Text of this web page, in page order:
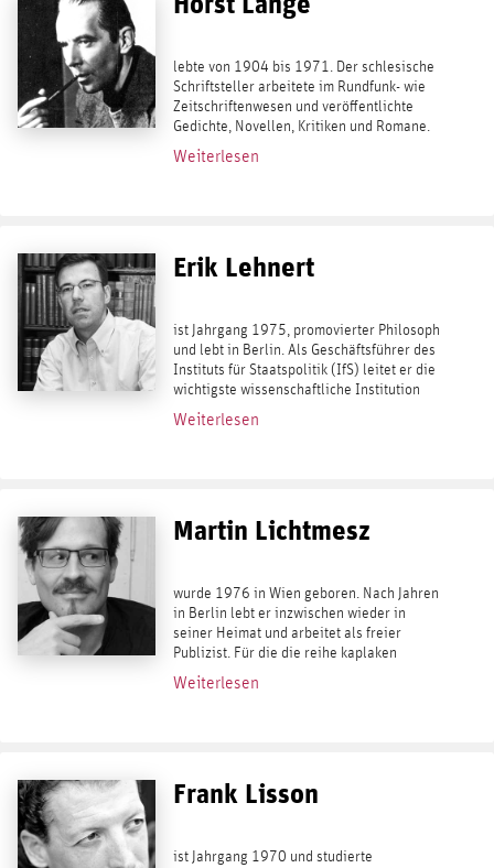
lebte von 1904 bis 1971. Der schlesische
Schriftsteller arbeitete im Rundfunk- wie
Zeitschriftenwesen und veröffentlichte
Gedichte, Novellen, Kritiken und Romane.
Sein bekanntestes und erfolgreichstes
Buch ist die Schwarze Weide (1937),...
Weiterlesen
Erik Lehnert
ist Jahrgang 1975, promovierter Philosoph
und lebt in Berlin. Als Geschäftsführer des
Instituts für Staatspolitik (IfS) leitet er die
wichtigste wissenschaftliche Institution
des deutschen Konservatismus. Er
publizierte Bd. 19 der reihe kaplaken:...
Weiterlesen
Martin Lichtmesz
wurde 1976 in Wien geboren. Nach Jahren
in Berlin lebt er inzwischen wieder in
seiner Heimat und arbeitet als freier
Publizist. Für die die reihe kaplaken
verfaßte er bei Antaios die Bände 22 -
Besetztes Gelände. Deutschland im Film...
Weiterlesen
Frank Lisson
ist Jahrgang 1970 und studierte